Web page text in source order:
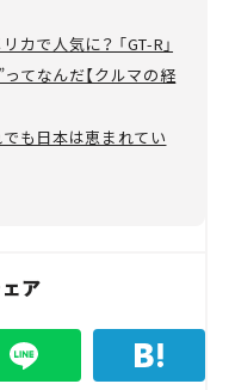
で人気に？ 「GT-R」
ってなんだ【クルマの経
も日本は恵まれてい
ア